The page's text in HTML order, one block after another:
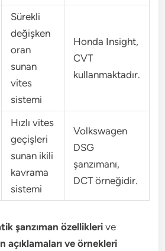
Sürekli
değişken
oran
sunan
vites
sistemi
Honda Insight,
CVT
kullanmaktadır.
Hızlı vites
geçişleri
sunan ikili
kavrama
sistemi
Volkswagen
DSG
şanzımanı,
DCT örneğidir.
şanzıman özellikleri ve
açıklamaları ve örnekleri